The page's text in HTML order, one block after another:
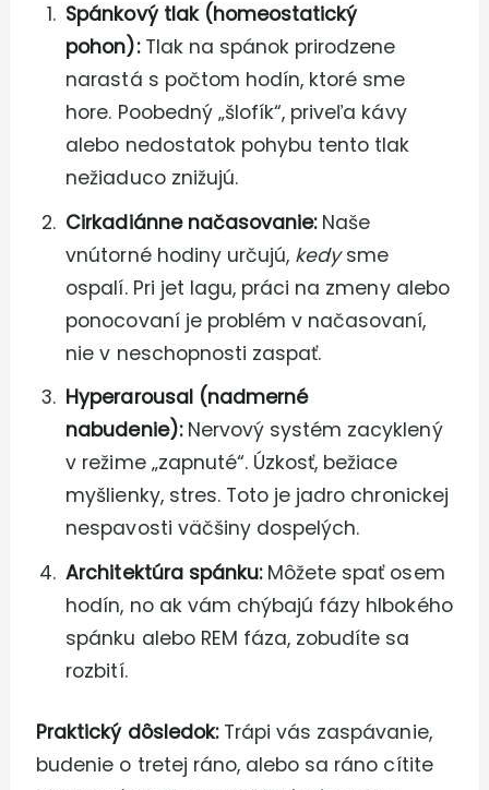
Spánkový tlak (homeostatický
pohon):Tlak na spánok prirodzene
narastá s počtom hodín, ktoré sme
hore. Poobedný „šlofík“, priveľa kávy
alebo nedostatok pohybu tento tlak
nežiaduco znižujú.
Cirkadiánne načasovanie:Naše
vnútorné hodiny určujú, kedysme
ospalí. Pri jet lagu, práci na zmeny alebo
ponocovaní je problém v načasovaní,
nie v neschopnosti zaspať.
Hyperarousal (nadmerné
nabudenie):Nervový systém zacyklený
v režime „zapnuté“. Úzkosť, bežiace
myšlienky, stres. Toto je jadro chronickej
nespavosti väčšiny dospelých.
Architektúra spánku:Môžete spať osem
hodín, no ak vám chýbajú fázy hlbokého
spánku alebo REM fáza, zobudíte sa
rozbití.
Praktický dôsledok:Trápi vás zaspávanie,
budenie o tretej ráno, alebo sa ráno cítite